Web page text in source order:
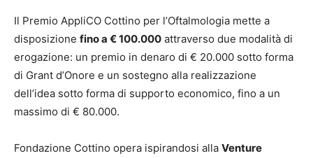
Il Premio AppliCO Cottino per l’Oftalmologia mette a
disposizione fino a € 100.000 attraverso due modalità di
erogazione: un premio in denaro di € 20.000 sotto forma
di Grant d’Onore e un sostegno alla realizzazione
dell’idea sotto forma di supporto economico, fino a un
massimo di € 80.000.
Fondazione Cottino opera ispirandosi alla Venture